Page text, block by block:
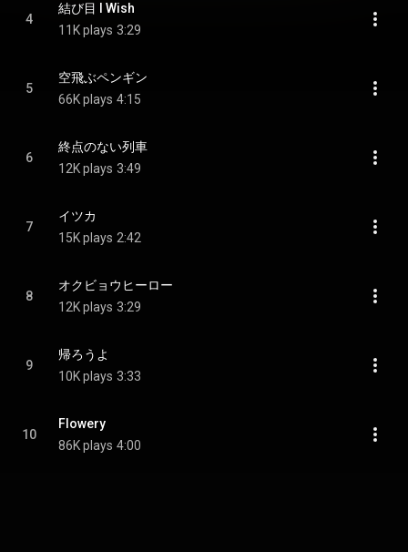
4
結び目 I Wish
11K plays 3:29
5
空飛ぶペンギン
66K plays 4:15
6
終点のない列車
12K plays 3:49
7
イツカ
15K plays 2:42
8
オクビョウヒーロー
12K plays 3:29
9
帰ろうよ
10K plays 3:33
10
Flowery
86K plays 4:00